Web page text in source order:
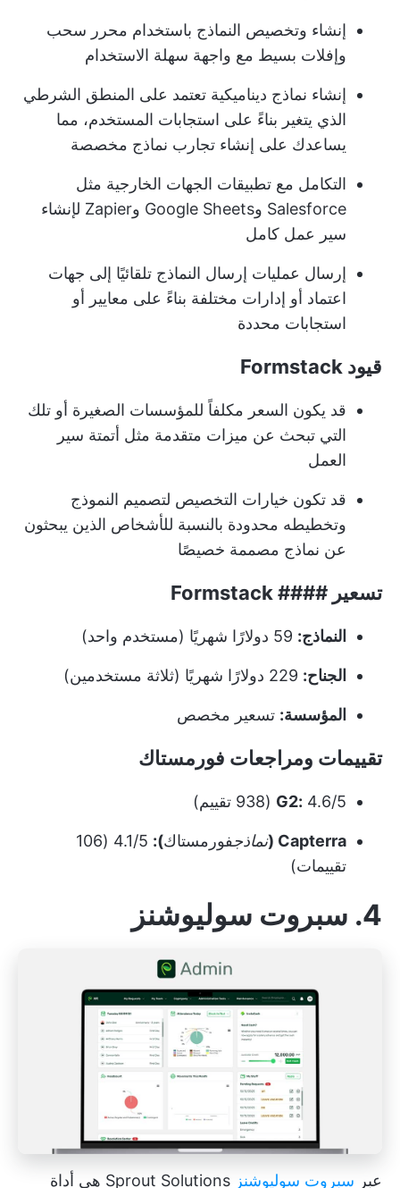
إنشاء وتخصيص النماذج باستخدام محرر سحب
وإفلات بسيط مع واجهة سهلة الاستخدام
إنشاء نماذج ديناميكية تعتمد على المنطق الشرطي
الذي يتغير بناءً على استجابات المستخدم، مما
يساعدك على إنشاء تجارب نماذج مخصصة
التكامل مع تطبيقات الجهات الخارجية مثل
Salesforce وGoogle Sheets وZapier لإنشاء
سير عمل كامل
إرسال عمليات إرسال النماذج تلقائيًا إلى جهات
اعتماد أو إدارات مختلفة بناءً على معايير أو
استجابات محددة
قيود Formstack
قد يكون السعر مكلفاً للمؤسسات الصغيرة أو تلك
التي تبحث عن ميزات متقدمة مثل أتمتة سير
العمل
قد تكون خيارات التخصيص لتصميم النموذج
وتخطيطه محدودة بالنسبة للأشخاص الذين يبحثون
عن نماذج مصممة خصيصًا
تسعير #### Formstack
النماذج:
الجناح:
المؤسسة: تسعير مخصص
تقييمات ومراجعات فورمستاك
G2: 4.6/5 (938 تقييم)
Capterra ( نماذجفورمستاك):
4.1/5 (106
تقييمات)
4. سبروت سوليوشنز
عبر سبروت سوليوشنز Sprout Solutions هي أداة